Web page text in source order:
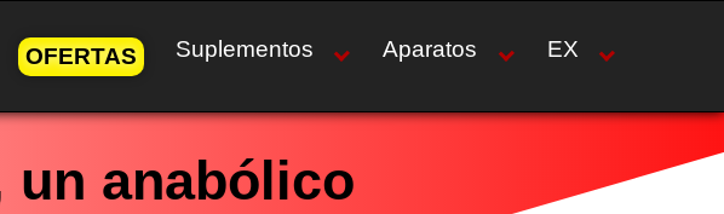
OFERTAS Suplementos Aparatos EX
un anabólico